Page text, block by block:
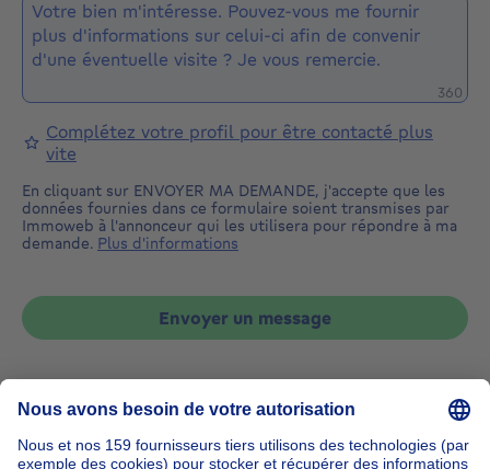
360
Complétez votre profil pour être contacté plus
vite
En cliquant sur ENVOYER MA DEMANDE, j'accepte que les
données fournies dans ce formulaire soient transmises par
Immoweb à l'annonceur qui les utilisera pour répondre à ma
demande. Plus d'informations
Envoyer un message